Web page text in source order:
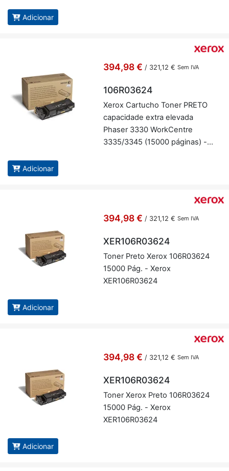
Adicionar
394,98 € / 321,12 € Sem IVA
106R03624
Xerox Car­tucho Toner PRETO
ca­pa­ci­dade extra ele­vada
Phaser 3330 Work­Centre
3335/3345 (15000 pá­ginas) -
Adicionar
394,98 € / 321,12 € Sem IVA
XER106R03624
Toner Preto Xerox 106R03624
15000 Pág. - Xerox
XER106R03624
Adicionar
394,98 € / 321,12 € Sem IVA
XER106R03624
Toner Xerox Preto 106R03624
15000 Pág. - Xerox
XER106R03624
Adicionar